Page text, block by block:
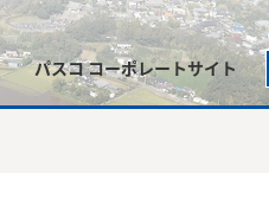
パスコ コーポレートサイト